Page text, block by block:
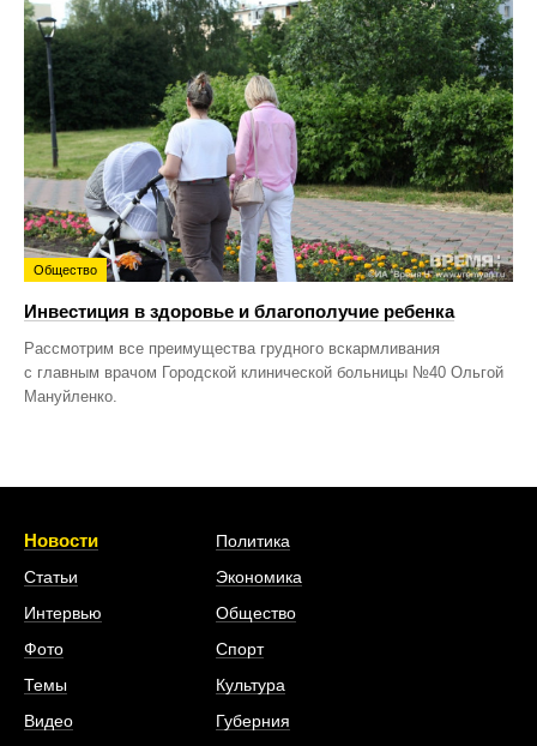
Общество
Инвестиция в здоровье и благополучие ребенка
Рассмотрим все преимущества грудного вскармливания
с главным врачом Городской клинической больницы №40 Ольгой
Мануйленко.
Новости
Статьи
Интервью
Фото
Темы
Видео
Политика
Экономика
Общество
Спорт
Культура
Губерния